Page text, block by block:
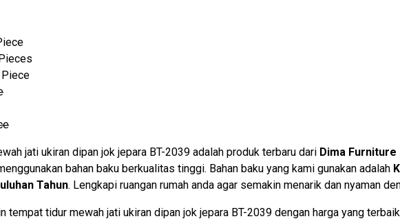
Piece
jati ukiran dipan jok jepara BT-2039 adalah produk terbaru dari Dima Furniture
bahan baku berkualitas tinggi. Bahan baku yang kami gunakan adalah
Tahun. Lengkapi ruangan rumah anda agar semakin menarik dan nyaman
tempat tidur mewah jati ukiran dipan jok jepara BT-2039 dengan harga yang